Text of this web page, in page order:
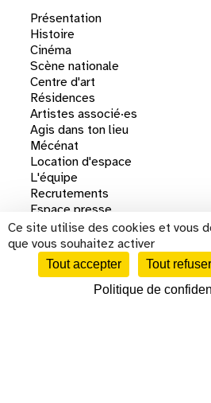
Ce site utilise des cookies et vous
que vous souhaitez activer
Tout accepter Tout refuser
Politique de
CALENDRIER
Présentation
Histoire
Cinéma
Scène nationale
Centre d'art
Résidences
Artistes associé·es
Agis dans ton lieu
Mécénat
Location d'espace
L'équipe
Recrutements
Espace presse
Contacts
Archives